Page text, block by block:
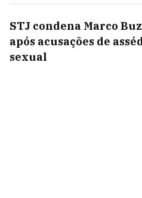
STJ condena Marco
após acusações de
sexual